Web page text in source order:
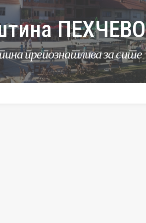
ПЕХЧЕВО
препознатлива за сите